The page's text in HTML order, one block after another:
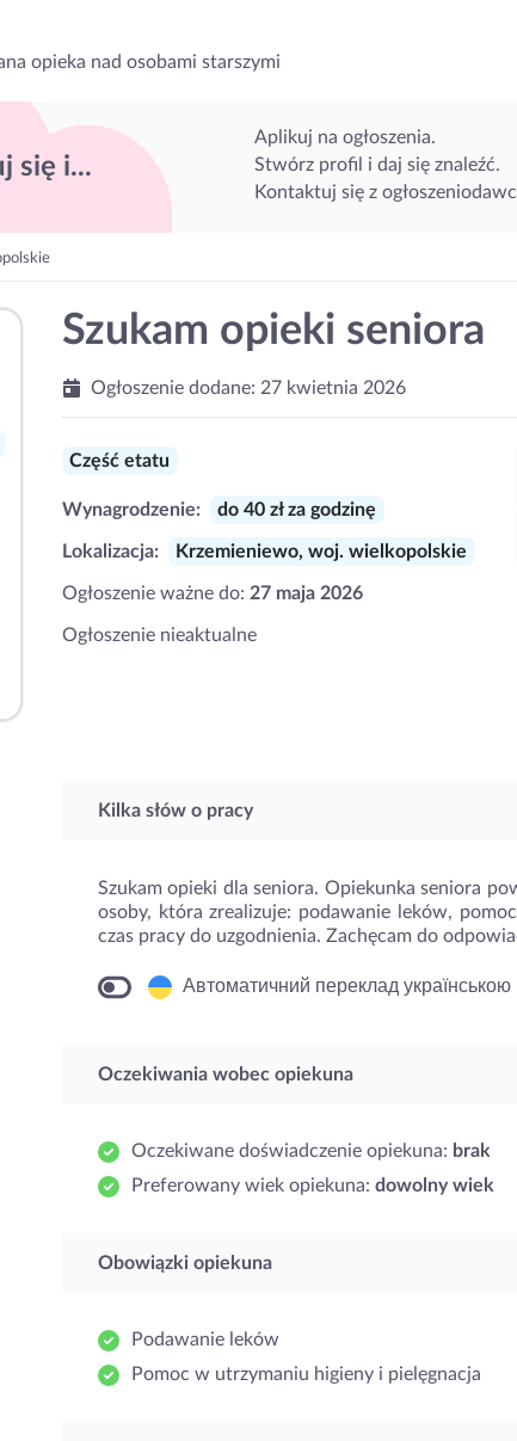
opieka nad osobami starszymi
się i...
Aplikuj na ogłoszenia.
Stwórz profil i daj się znaleźć.
Kontaktuj się z
Szukam opieki seniora
Ogłoszenie dodane: 27 kwietnia 2026
Część etatu
Wynagrodzenie: do 40 zł za godzinę
Lokalizacja: Krzemieniewo, woj. wielkopolskie
Ogłoszenie ważne do: 27 maja 2026
Ogłoszenie nieaktualne
Kilka słów o pracy
Szukam opieki dla seniora. Opiekunka seniora
osoby, która zrealizuje: podawanie leków,
czas pracy do uzgodnienia. Zachęcam do
Автоматичний переклад українською
Oczekiwania wobec opiekuna
Oczekiwane doświadczenie opiekuna: brak
Preferowany wiek opiekuna: dowolny wiek
Obowiązki opiekuna
Podawanie leków
Pomoc w utrzymaniu higieny i pielęgnacja